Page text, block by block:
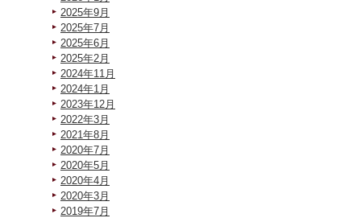
2025年9月
2025年7月
2025年6月
2025年2月
2024年11月
2024年1月
2023年12月
2022年3月
2021年8月
2020年7月
2020年5月
2020年4月
2020年3月
2019年7月